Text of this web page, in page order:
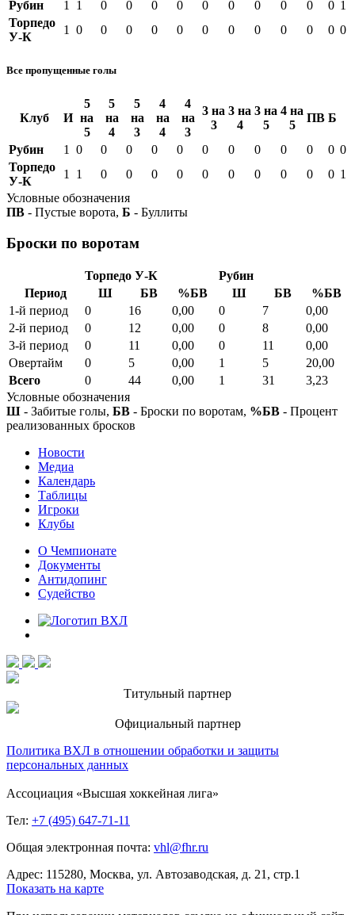
Рубин 1 1 0 0 0 0 0 0 0 0 0 0 1
Торпедо
У-К
1 0 0 0 0 0 0 0 0 0 0 0 0
Все пропущенные голы
Клуб И
5
на
5
5
на
4
5
на
3
4
на
4
4
на
3
3 на
3
3 на
4
3 на
5
4 на
5
ПВ Б
Рубин 1 0 0 0 0 0 0 0 0 0 0 0 0
Торпедо
У-К
1 1 0 0 0 0 0 0 0 0 0 0 1
Условные обозначения
ПВ - Пустые ворота, Б - Буллиты
Броски по воротам
Торпедо У-К
Рубин
Период
Ш БВ %БВ Ш БВ
%БВ
1-й период
0 16 0,00 0 7
0,00
2-й период
0 12 0,00 0 8
0,00
3-й период
0 11 0,00 0 11
0,00
Овертайм
0 5 0,00 1 5
20,00
Всего
0 44 0,00 1 31
3,23
Условные обозначения
Ш - Забитые голы, БВ - Броски по воротам, %БВ - Процент
реализованных бросков
Новости
Медиа
Календарь
Таблицы
Игроки
Клубы
О Чемпионате
Документы
Антидопинг
Судейство
Титульный партнер
Официальный партнер
Политика ВХЛ в отношении обработки и защиты
персональных данных
Ассоциация «Высшая хоккейная лига»
Тел: +7 (495) 647-71-11
Общая электронная почта: vhl@fhr.ru
Адрес: 115280, Москва, ул. Автозаводская, д. 21, стр.1
Показать на карте